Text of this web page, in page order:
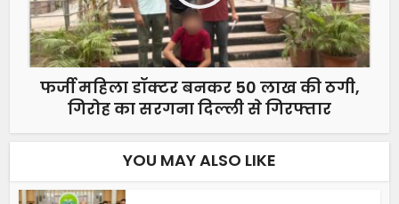
फर्जी महिला डॉक्टर बनकर 50 लाख की ठगी,
गिरोह का सरगना दिल्ली से गिरफ्तार
YOU MAY ALSO LIKE